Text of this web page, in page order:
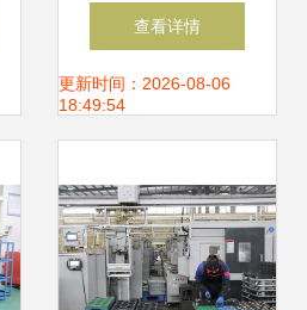
国内首台全断面小
型硬岩快速掘进
装备新突破
查看详情
更新时间：2026-08-06
18:49:54